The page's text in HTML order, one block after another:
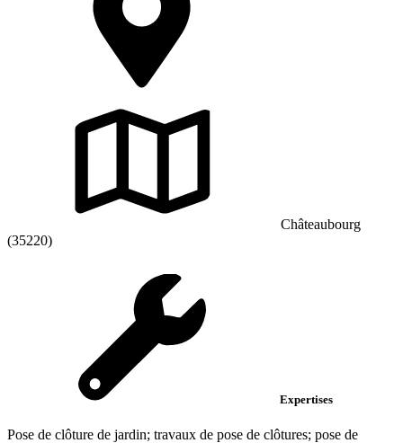
Châteaubourg
(35220)
Expertises
Pose de clôture de jardin; travaux de pose de clôtures; pose de